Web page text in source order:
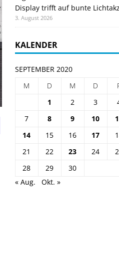
Display trifft auf bunte
3. August 2026
KALENDER
SEPTEMBER 2020
M
D M D
1
2 3
7
8 9 10
14
15 16 17
21
22 23 24
28
29
30
« Aug.
Okt. »